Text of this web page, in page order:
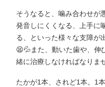
そうなると、噛み合わせが
発音しにくくなる、上手に
る、といった様々な支障が
😫💦また、動いた歯や、伸
緒に治療しなければなりま
たかが1本、されど1本。1